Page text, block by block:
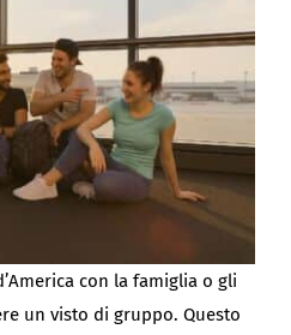
con la famiglia o gli
un visto di gruppo. Questo